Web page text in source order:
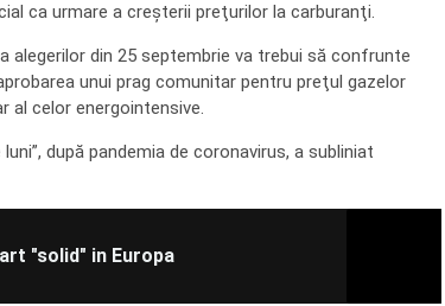
ca urmare a creşterii preţurilor la carburanţi.
alegerilor din 25 septembrie va trebui să confrunte
unui prag comunitar pentru preţul gazelor
al celor energointensive.
după pandemia de coronavirus, a subliniat
"solid" in Europa